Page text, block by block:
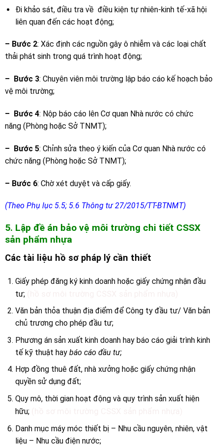
Đi khảo sát, điều tra về điều kiện tự nhiên-kinh tế-xã hội
liên quan đến các hoạt động;
– Bước 2: Xác định các nguồn gây ô nhiễm và các loại chất
thải phát sinh trong quá trình hoạt động;
– Bước 3: Chuyên viên môi trường lập báo cáo kế hoạch bảo
vệ môi trường;
– Bước 4: Nộp báo cáo lên Cơ quan Nhà nước có chức
năng (Phòng hoặc Sở TNMT);
– Bước 5: Chỉnh sửa theo ý kiến của Cơ quan Nhà nước có
chức năng (Phòng hoặc Sở TNMT);
– Bước 6: Chờ xét duyệt và cấp giấy.
(Theo Phụ lục 5.5; 5.6 Thông tư 27/2015/TT-BTNMT)
5. Lập đề án bảo vệ môi trường chi tiết CSSX
sản phẩm nhựa
Các tài liệu hồ sơ pháp lý cần thiết
Giấy phép đăng ký kinh doanh hoặc giấy chứng nhận đầu
tư;
Văn bản thỏa thuận địa điểm để Công ty đầu tư/ Văn bản
chủ trương cho phép đầu tư;
Phương án sản xuất kinh doanh hay báo cáo giải trình kinh
tế kỹ thuật hay báo cáo đầu tư;
Hợp đồng thuê đất, nhà xưởng hoặc giấy chứng nhận
quyền sử dụng đất;
Quy mô, thời gian hoạt động và quy trình sản xuất hiện
hữu;
Danh mục máy móc thiết bị – Nhu cầu nguyên, nhiên, vật
liệu – Nhu cầu điện nước;